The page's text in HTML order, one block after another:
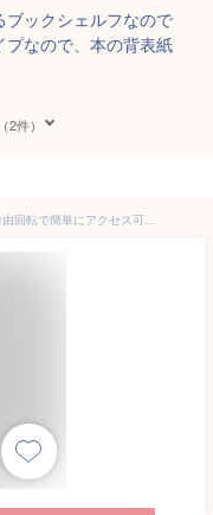
ックシェルフなので
プなので、本の背表紙
件）
RWKLHV 回転式本棚 ブックタワー 360度自由回転で簡単にアクセス可能 厳選された竹素材 強くて耐久性があります 複数の仕様と大容量で 1 つの棚で本の保管ニーズを満たします 耐荷重シャーシは安定しており スムーズに回転します 内蔵クロスストップ 本棚 大容量 おしゃれ 勉強部屋や寝室に最適(木の色,37cmx37x149cm)